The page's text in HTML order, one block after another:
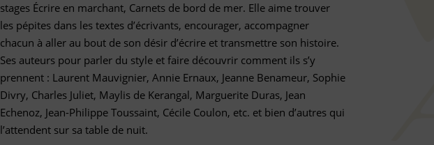
stages Écrire en marchant, Carnets de bord de mer. Elle aime trouver
les pépites dans les textes d’écrivants, encourager, accompagner
chacun à aller au bout de son désir d’écrire et transmettre son histoire.
Ses auteurs pour parler du style et faire découvrir comment ils s’y
prennent : Laurent Mauvignier, Annie Ernaux, Jeanne Benameur, Sophie
Divry, Charles Juliet, Maylis de Kerangal, Marguerite Duras, Jean
Echenoz, Jean-Philippe Toussaint, Cécile Coulon, etc. et bien d’autres qui
l’attendent sur sa table de nuit.